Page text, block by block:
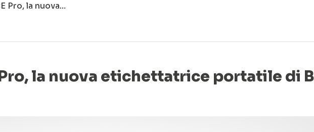
Pro, la nuova…
la nuova etichettatrice portatile di